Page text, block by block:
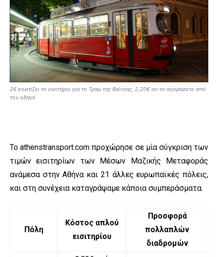
2€ κοστίζει το εισιτήριο για το Τραμ της Βιέννης, 2,20€ αν το αγοράσετε από
τον οδηγό
Το athenstransport.com προχώρησε σε μία σύγκριση των
τιμών εισιτηρίων των Μέσων Μαζικής Μεταφοράς
ανάμεσα στην Αθήνα και 21 άλλες ευρωπαϊκές πόλεις,
και στη συνέχεια καταγράψαμε κάποια συμπεράσματα.
Πόλη
Κόστος απλού
εισιτηρίου
Προσφορά
πολλαπλών
διαδρομών